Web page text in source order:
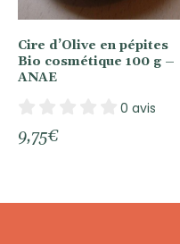
Cire d’Olive en pépites
Bio cosmétique 100 g –
ANAE
0 avis
9,75€